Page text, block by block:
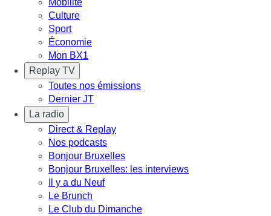
Culture
Sport
Économie
Mon BX1
Replay TV
Toutes nos émissions
Dernier JT
La radio
Direct & Replay
Nos podcasts
Bonjour Bruxelles
Bonjour Bruxelles: les interviews
Il y a du Neuf
Le Brunch
Le Club du Dimanche